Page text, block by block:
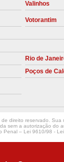
Valinhos
Votorantim
Rio de
Poços de
direito reservado. Sua
sem a autorização do
Penal – Lei 9610/98 -